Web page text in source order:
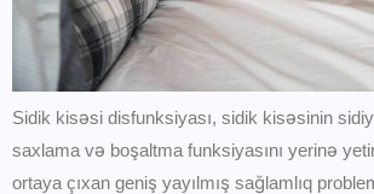
Sidik kisəsi disfunksiyası, sidik kisəsinin
saxlama və boşaltma funksiyasını yerinə
ortaya çıxan geniş yayılmış sağlamlıq